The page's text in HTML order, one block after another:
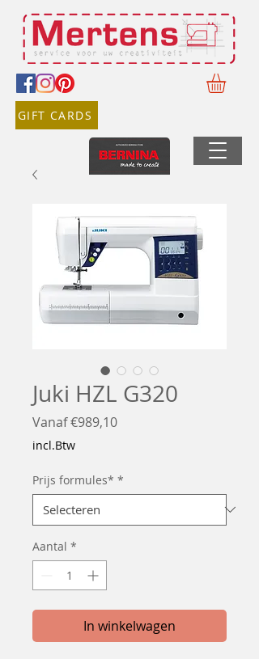
GIFT CARDS
Juki HZL G320
Vanaf€989,10Verkoopprijs
incl.Btw
Prijs formules* *
Aantal *
In winkelwagen